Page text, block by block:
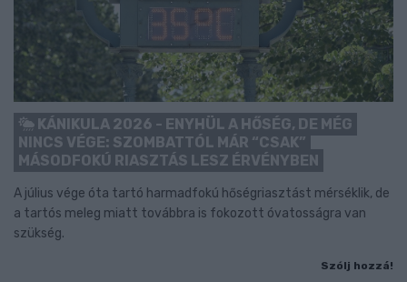
KÁNIKULA 2026 - ENYHÜL A HŐSÉG, DE MÉG
NINCS VÉGE: SZOMBATTÓL MÁR “CSAK”
MÁSODFOKÚ RIASZTÁS LESZ ÉRVÉNYBEN
A július vége óta tartó harmadfokú hőségriasztást mérséklik, de
a tartós meleg miatt továbbra is fokozott óvatosságra van
szükség.
Szólj hozzá!